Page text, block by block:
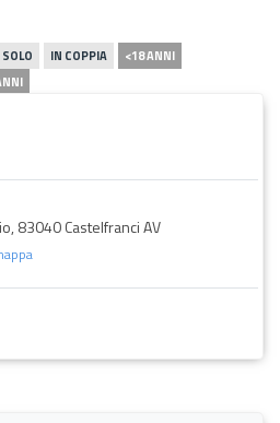
SOLO IN COPPIA
<18 ANNI
83040 Castelfranci AV